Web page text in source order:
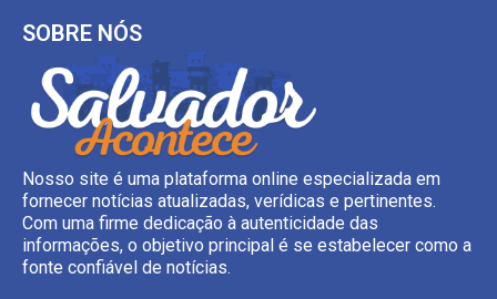
SOBRE NÓS
Nosso site é uma plataforma online especializada em
fornecer notícias atualizadas, verídicas e pertinentes.
Com uma firme dedicação à autenticidade das
informações, o objetivo principal é se estabelecer como a
fonte confiável de notícias.